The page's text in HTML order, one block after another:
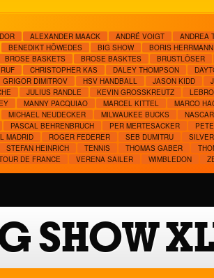
ALEXANDER MAACK ANDRÉ VOIGT
ANDREA
BENEDIKT HÖWEDES BIG SHOW
BORIS HERRMANN
BROSE BASKETS BROSE BASKTES BRUSTLÖSER
CHRISTOPHER KAS DALEY THOMPSON
GRIGOR DIMITROV HSV HANDBALL JASON KIDD
JULIUS RANDLE KEVIN GROSSKREUTZ
MANNY PACQUIAO MARCEL KITTEL
MARCO
MICHAEL NEUDECKER MILWAUKEE BUCKS
NASCAR
PASCAL BEHRENBRUCH PER MERTESACKER
MADRID ROGER FEDERER SEB DUMITRU
STEFAN HEINRICH TENNIS THOMAS GABER
DE FRANCE VERENA SAILER WIMBLEDON
SHOW